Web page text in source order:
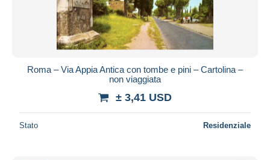
Roma – Via Appia Antica con tombe e pini – Cartolina –
non viaggiata
± 3,41 USD
Stato Residenziale